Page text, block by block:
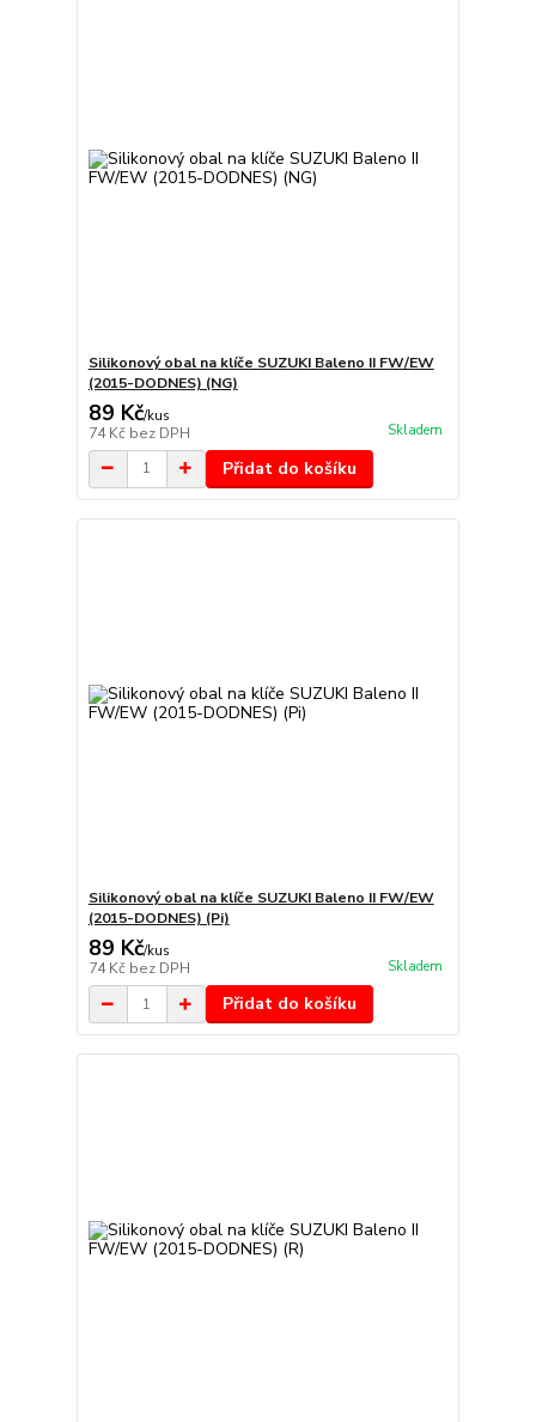
Silikonový obal na klíče SUZUKI Baleno II FW/EW
(2015-DODNES) (NG)
89 Kč/kus
74 Kč bez DPH Skladem
Přidat do košíku
Silikonový obal na klíče SUZUKI Baleno II FW/EW
(2015-DODNES) (Pi)
89 Kč/kus
74 Kč bez DPH Skladem
Přidat do košíku